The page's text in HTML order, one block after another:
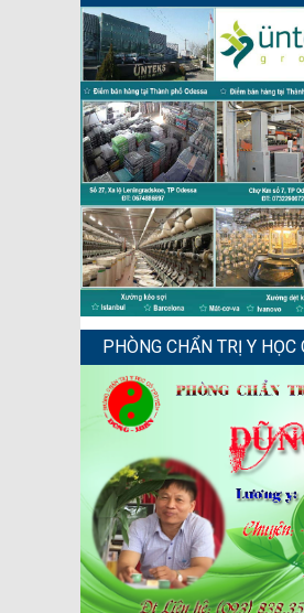
PHÒNG CHẨN TRỊ Y HỌC